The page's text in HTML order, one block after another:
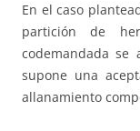
En el caso
partición de
codemandada se
supone una
allanamiento